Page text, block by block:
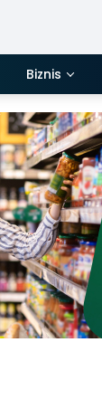
Biznis